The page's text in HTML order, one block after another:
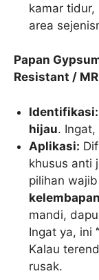
kamar tidur,
area
Papan
Resistant /
Identifikasi:
hijau.
Aplikasi:
khusus anti
pilihan
mandi,
Ingat ya, ini
Kalau
rusak.